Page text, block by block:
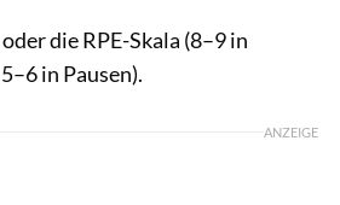
die RPE-Skala (8–9 in
in Pausen).
ANZEIGE